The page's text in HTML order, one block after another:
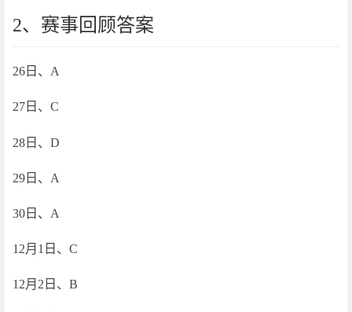
2、赛事回顾答案
26日、A
27日、C
28日、D
29日、A
30日、A
12月1日、C
12月2日、B